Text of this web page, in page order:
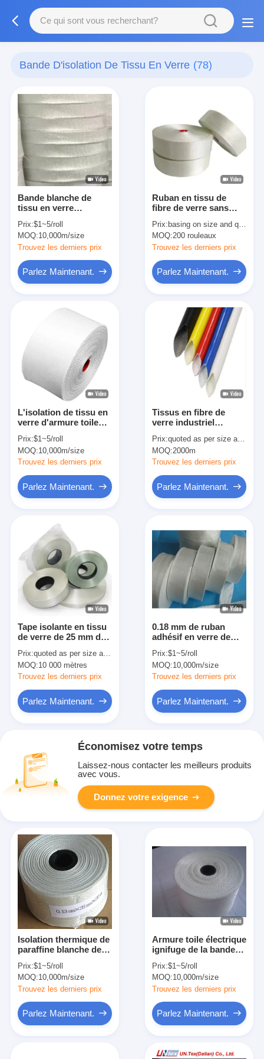
Bande D'isolation De Tissu En Verre (78)
Bande blanche de
tissu en verre
Prix:$1~5/roll
MOQ:10,000m/size
Trouvez les derniers prix
Parlez Maintenant.
Ruban en tissu de
fibre de verre sans
pour l'isolation
électrique
Prix: basing on size and quantity
MOQ:200 rouleaux
Trouvez les derniers prix
Parlez Maintenant.
L'isolation de tissu en
verre d'armure toile
adhésif à la paraffine
100mm blanche de
0.18mm
Prix:$1~5/roll
MOQ:10,000m/size
Trouvez les derniers prix
Parlez Maintenant.
Tissus en fibre de
verre industriel
pour les
environnements
électriques exigeants
Prix:quoted as per size and quantity
MOQ:2000m
Trouvez les derniers prix
Parlez Maintenant.
Tape isolante en tissu
de verre de 25 mm de
thermique 220 °C
Prix:quoted as per size and quantity
MOQ:10 000 mètres
Trouvez les derniers prix
Parlez Maintenant.
0.18 mm de ruban
adhésif en verre de
mm
Prix:$1~5/roll
MOQ:10,000m/size
Trouvez les derniers prix
Parlez Maintenant.
Économisez votre temps
Laissez-nous contacter les meilleurs produits
avec vous.
Donnez votre exigence
Isolation thermique de
paraffine blanche de
tissu en verre
d'armure toile
Prix:$1~5/roll
MOQ:10,000m/size
Trouvez les derniers prix
Parlez Maintenant.
Armure toile électrique
ignifuge de la bande
en verre de catégorie
de H
Prix:$1~5/roll
MOQ:10,000m/size
Trouvez les derniers prix
Parlez Maintenant.